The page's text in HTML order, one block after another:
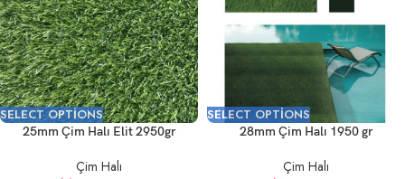
SELECT OPTIONS
25mm Çim Halı Elit 2950gr
Çim Halı
SELECT OPTIONS
28mm Çim Halı 1950 gr
Çim Halı